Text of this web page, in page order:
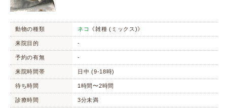
動物の種類 ネコ 《雑種 (ミックス)》
来院目的 -
予約の有無 -
来院時間帯 日中 (9-18時)
待ち時間 1時間〜2時間
診療時間 3分未満